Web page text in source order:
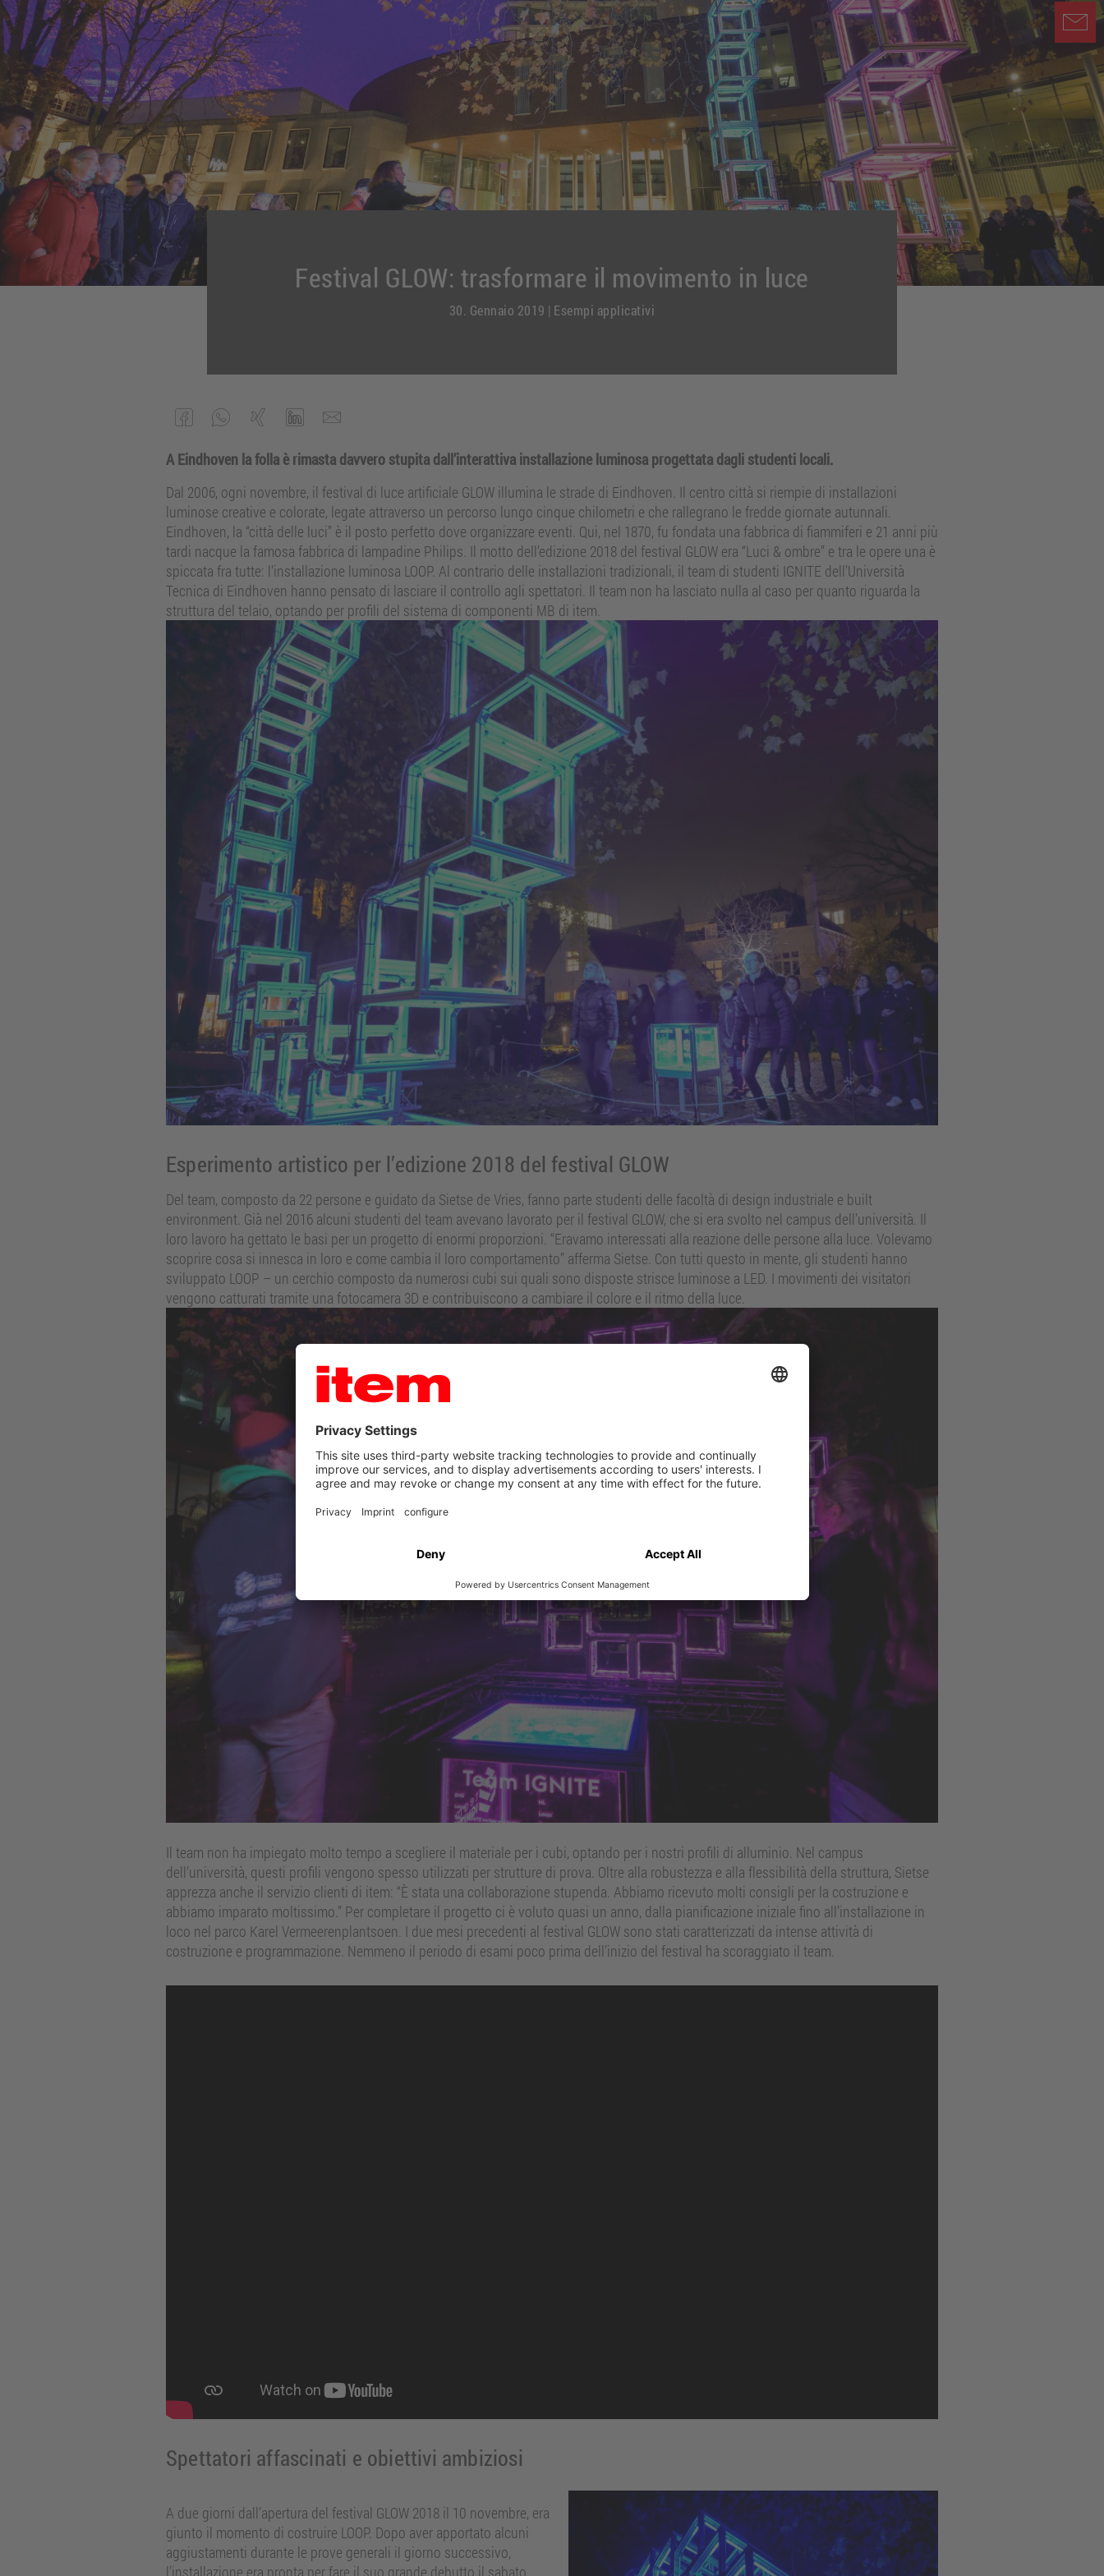
Festival GLOW: trasformare il movimento in luce
30. Gennaio 2019 | Esempi applicativi
A Eindhoven la folla è rimasta davvero stupita dall’interattiva installazione luminosa progettata dagli studenti locali.
Dal 2006, ogni novembre, il festival di luce artificiale GLOW illumina le strade di Eindhoven. Il centro città si riempie di installazioni
luminose creative e colorate, legate attraverso un percorso lungo cinque chilometri e che rallegrano le fredde giornate autunnali.
Eindhoven, la “città delle luci” è il posto perfetto dove organizzare eventi. Qui, nel 1870, fu fondata una fabbrica di fiammiferi e 21 anni più
tardi nacque la famosa fabbrica di lampadine Philips. Il motto dell’edizione 2018 del festival GLOW era “Luci & ombre” e tra le opere una è
spiccata fra tutte: l’installazione luminosa LOOP. Al contrario delle installazioni tradizionali, il team di studenti IGNITE dell’Università
Tecnica di Eindhoven hanno pensato di lasciare il controllo agli spettatori. Il team non ha lasciato nulla al caso per quanto riguarda la
struttura del telaio, optando per profili del sistema di componenti MB di item.
Esperimento artistico per l’edizione 2018 del festival GLOW
Del team, composto da 22 persone e guidato da Sietse de Vries, fanno parte studenti delle facoltà di design industriale e built
environment. Già nel 2016 alcuni studenti del team avevano lavorato per il festival GLOW, che si era svolto nel campus dell’università. Il
loro lavoro ha gettato le basi per un progetto di enormi proporzioni. “Eravamo interessati alla reazione delle persone alla luce. Volevamo
scoprire cosa si innesca in loro e come cambia il loro comportamento” afferma Sietse. Con tutti questo in mente, gli studenti hanno
sviluppato LOOP – un cerchio composto da numerosi cubi sui quali sono disposte strisce luminose a LED. I movimenti dei visitatori
vengono catturati tramite una fotocamera 3D e contribuiscono a cambiare il colore e il ritmo della luce.
Il team non ha impiegato molto tempo a scegliere il materiale per i cubi, optando per i nostri profili di alluminio. Nel campus
dell’università, questi profili vengono spesso utilizzati per strutture di prova. Oltre alla robustezza e alla flessibilità della struttura, Sietse
apprezza anche il servizio clienti di item: “È stata una collaborazione stupenda. Abbiamo ricevuto molti consigli per la costruzione e
abbiamo imparato moltissimo.” Per completare il progetto ci è voluto quasi un anno, dalla pianificazione iniziale fino all’installazione in
loco nel parco Karel Vermeerenplantsoen. I due mesi precedenti al festival GLOW sono stati caratterizzati da intense attività di
costruzione e programmazione. Nemmeno il periodo di esami poco prima dell’inizio del festival ha scoraggiato il team.
Spettatori affascinati e obiettivi ambiziosi
A due giorni dall’apertura del festival GLOW 2018 il 10 novembre, era
giunto il momento di costruire LOOP. Dopo aver apportato alcuni
aggiustamenti durante le prove generali il giorno successivo,